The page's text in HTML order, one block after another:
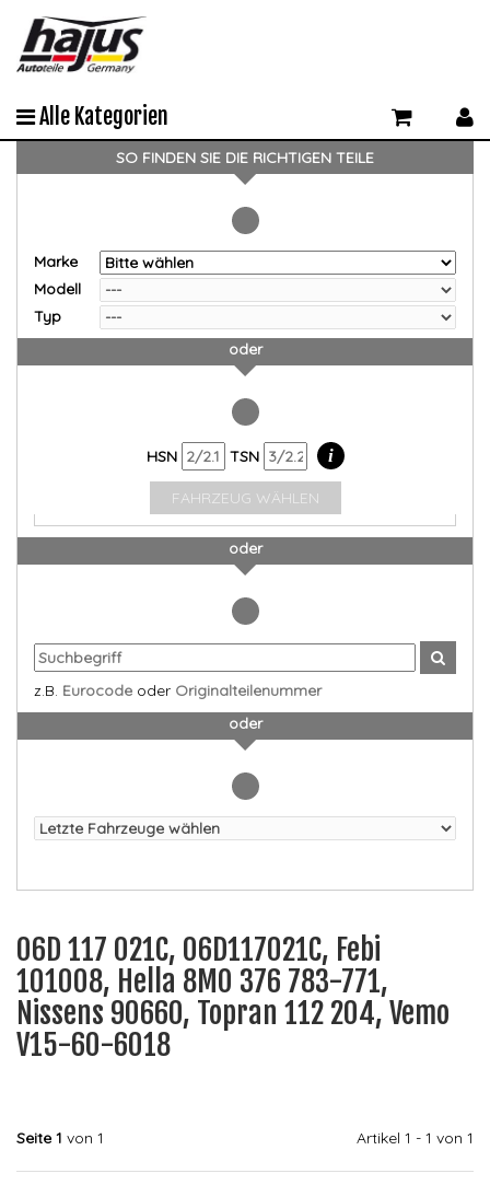
Alle Kategorien
SO FINDEN SIE DIE RICHTIGEN TEILE
Marke
Modell
Typ
oder
HSN TSN i
FAHRZEUG WÄHLEN
oder
z.B. Eurocode oder Originalteilenummer
oder
06D 117 021C, 06D117021C, Febi
101008, Hella 8MO 376 783-771,
Nissens 90660, Topran 112 204, Vemo
V15-60-6018
Seite 1 von 1 Artikel 1 - 1 von 1